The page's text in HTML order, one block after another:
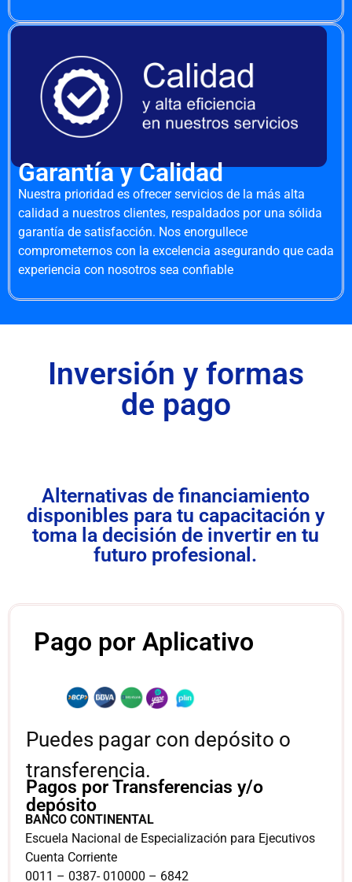
Garantía y Calidad
Nuestra prioridad es ofrecer servicios de la más alta
calidad a nuestros clientes, respaldados por una sólida
garantía de satisfacción. Nos enorgullece
comprometernos con la excelencia asegurando que cada
experiencia con nosotros sea confiable
Inversión y formas
de pago
Alternativas de financiamiento
disponibles para tu capacitación y
toma la decisión de invertir en tu
futuro profesional.
Pago por Aplicativo
Puedes pagar con depósito o
transferencia.
BANCO CONTINENTAL
Escuela Nacional de Especialización para Ejecutivos
Cuenta Corriente
0011 – 0387- 010000 – 6842
Pagos por Transferencias y/o
depósito